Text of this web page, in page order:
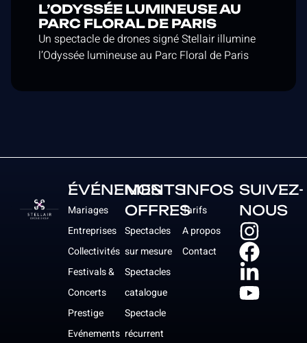
L’ODYSSÉE LUMINEUSE AU
PARC FLORAL DE PARIS
Un spectacle de drones signé Stellair illumine
l’Odyssée lumineuse au Parc Floral de Paris
ÉVÉNEMENTS
Mariages
Entreprises
Collectivités
Festivals &
Concerts
Prestige
Evénements
NOS
OFFRES
Spectacles
sur mesure
Spectacles
catalogue
Spectacle
récurrent
INFOS
Tarifs
A propos
Contact
SUIVEZ-
NOUS